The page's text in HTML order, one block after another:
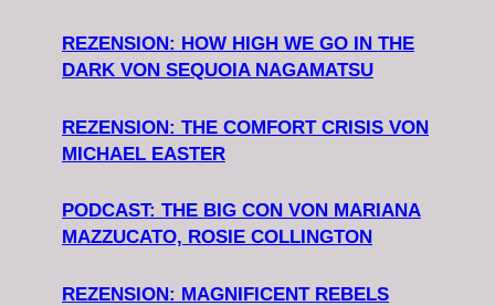
REZENSION: HOW HIGH WE GO IN THE
DARK VON SEQUOIA NAGAMATSU
REZENSION: THE COMFORT CRISIS VON
MICHAEL EASTER
PODCAST: THE BIG CON VON MARIANA
MAZZUCATO, ROSIE COLLINGTON
REZENSION: MAGNIFICENT REBELS